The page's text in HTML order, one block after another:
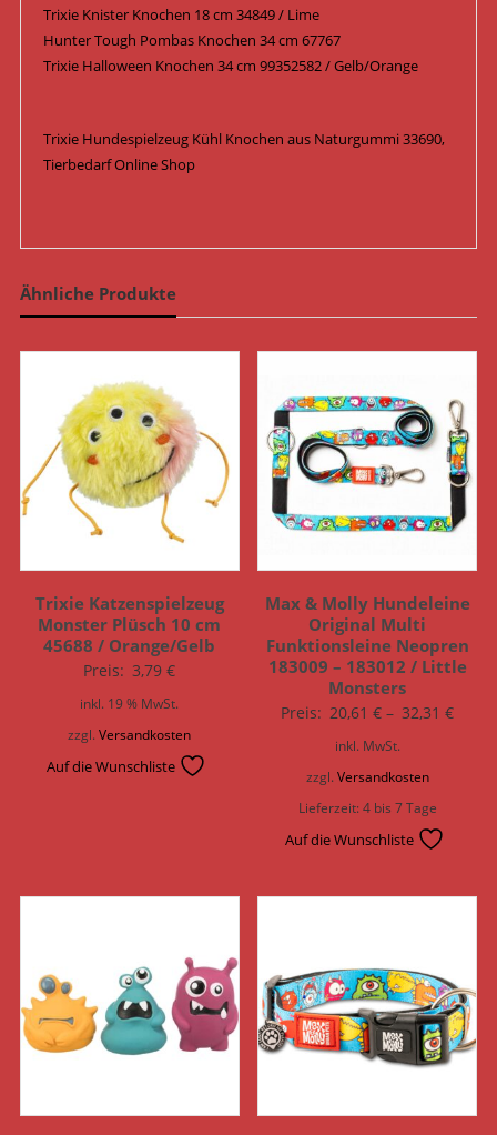
Trixie Knister Knochen 18 cm 34849 / Lime
Hunter Tough Pombas Knochen 34 cm 67767
Trixie Halloween Knochen 34 cm 99352582 / Gelb/Orange
Trixie Hundespielzeug Kühl Knochen aus Naturgummi 33690,
Tierbedarf Online Shop
Ähnliche Produkte
Trixie Katzenspielzeug
Monster Plüsch 10 cm
45688 / Orange/Gelb
Preis: 3,79€
inkl. 19 % MwSt.
zzgl.Versandkosten
Auf die Wunschliste
Max & Molly Hundeleine
Original Multi
Funktionsleine Neopren
183009 – 183012 / Little
Monsters
Preis: 20,61€ – 32,31€
inkl. MwSt.
zzgl. Versandkosten
Lieferzeit:4 bis 7 Tage
Auf die Wunschliste